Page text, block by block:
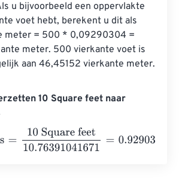
u bijvoorbeeld een oppervlakte
voet hebt, berekent u dit als
meter = 500 * 0,09290304 =
meter. 500 vierkante voet is
aan 46,45152 vierkante meter.
10 Square feet naar
10 Square feet10.76391041671=